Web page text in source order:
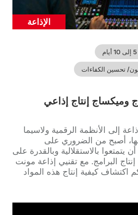
Catégorie
الإذاعة
تحسين الكفاءات
وميكساج إنتاج إذاعي
إلى الأنظمة الرقمية ولاسيما
أصبح من الضروري على
يتمتعوا بالاستقلالية وبالقدرة على
البرامج. مع تقنيي إذاعة مونت
اكتشاف كيفية إنتاج هذه المواد